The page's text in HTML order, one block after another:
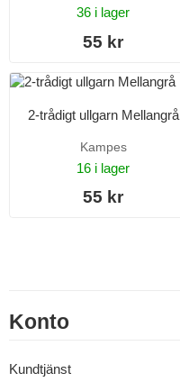
36 i lager
55 kr
2-trådigt ullgarn Mellangrå
Kampes
16 i lager
55 kr
Konto
Kundtjänst